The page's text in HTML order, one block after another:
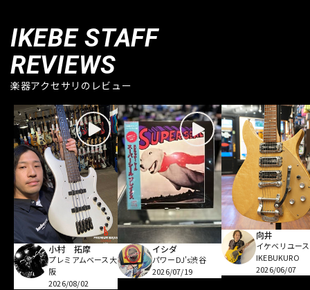
IKEBE STAFF
REVIEWS
楽器アクセサリのレビュー
小村 拓摩
プレミアムベース大
阪
2026/08/02
イシダ
パワーDJ's渋谷
2026/07/19
向井
イケベリユース
IKEBUKURO
2026/06/07